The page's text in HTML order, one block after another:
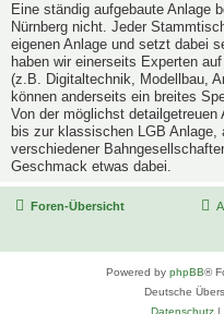
Eine ständig aufgebaute Anlage
Nürnberg nicht. Jeder
eigenen Anlage und setzt dabei
haben wir einerseits Experten
(z.B. Digitaltechnik, Modellbau,
können anderseits ein breites
Von der möglichst
bis zur klassischen LGB Anlage,
verschiedener
Geschmack etwas dabei.
Foren-Übersicht
Powered by phpBB®
Deutsche
Datenschutz|